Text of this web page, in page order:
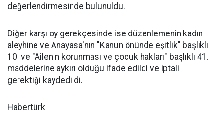
değerlendirmesinde bulunuldu.
Diğer karşı oy gerekçesinde ise düzenlemenin kadın
aleyhine ve Anayasa'nın "Kanun önünde eşitlik" başlıklı
10. ve "Ailenin korunması ve çocuk hakları" başlıklı 41.
maddelerine aykırı olduğu ifade edildi ve iptali
gerektiği kaydedildi.
Habertürk